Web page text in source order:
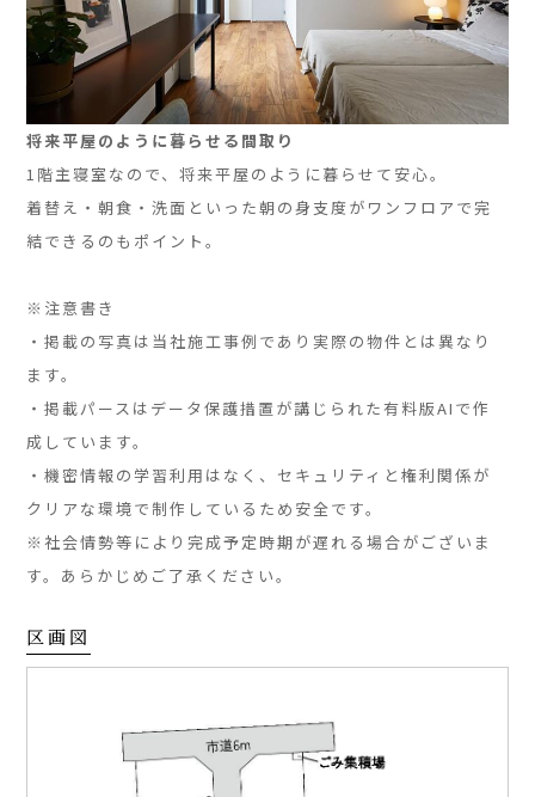
将来平屋のように暮らせる間取り
1階主寝室なので、将来平屋のように暮らせて安心。
着替え・朝食・洗面といった朝の身支度がワンフロアで完
結できるのもポイント。
※注意書き
・掲載の写真は当社施工事例であり実際の物件とは異なり
ます。
・掲載パースはデータ保護措置が講じられた有料版AIで作
成しています。
・機密情報の学習利用はなく、セキュリティと権利関係が
クリアな環境で制作しているため安全です。
※社会情勢等により完成予定時期が遅れる場合がございま
す。あらかじめご了承ください。
区画図